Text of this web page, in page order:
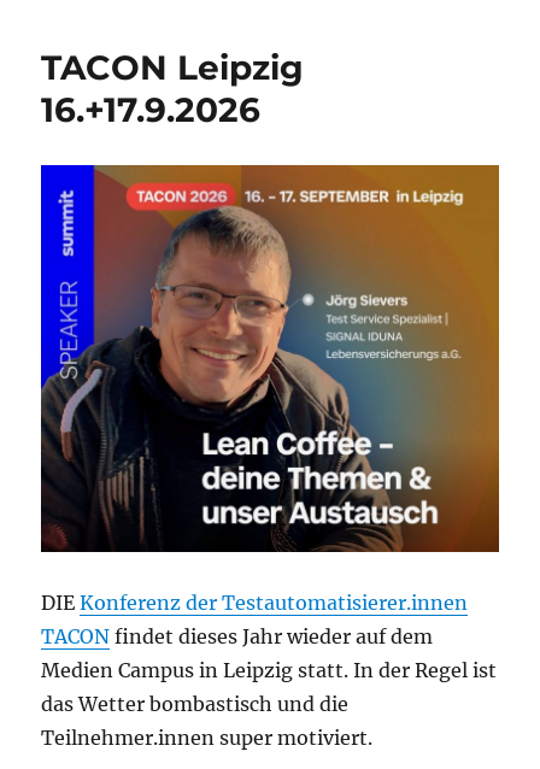
TACON Leipzig
16.+17.9.2026
DIEKonferenz der Testautomatisierer.innen
TACON findet dieses Jahr wieder auf dem
Medien Campus in Leipzig statt. In der Regel ist
das Wetter bombastisch und die
Teilnehmer.innen super motiviert.